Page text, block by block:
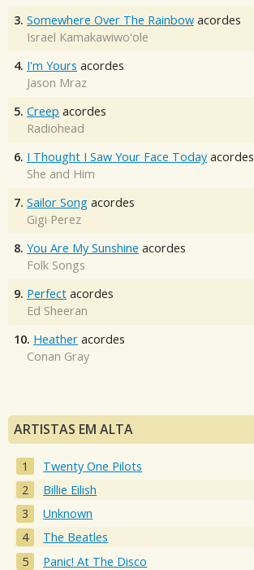
3. Somewhere Over The Rainbow acordes
Israel Kamakawiwo'ole
4. I'm Yours acordes
Jason Mraz
5. Creep acordes
Radiohead
6. I Thought I Saw Your Face Today acordes
She and Him
7. Sailor Song acordes
Gigi Perez
8. You Are My Sunshine acordes
Folk Songs
9. Perfect acordes
Ed Sheeran
10. Heather acordes
Conan Gray
ARTISTAS EM ALTA
Twenty One Pilots
Billie Eilish
Unknown
The Beatles
Panic! At The Disco